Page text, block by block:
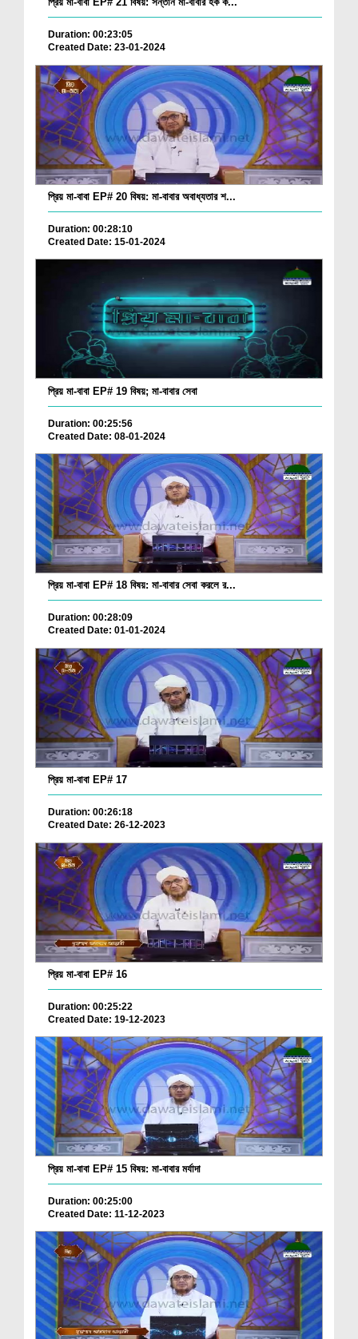
Duration: 00:23:05
Created Date: 23-01-2024
প্রিয় মা-বাবা EP# 20 বিষয়: মা-বাবার অবাধ্যতার শ...
Duration: 00:28:10
Created Date: 15-01-2024
প্রিয় মা-বাবা EP# 19 বিষয়; মা-বাবার সেবা
Duration: 00:25:56
Created Date: 08-01-2024
প্রিয় মা-বাবা EP# 18 বিষয়: মা-বাবার সেবা করলে র...
Duration: 00:28:09
Created Date: 01-01-2024
প্রিয় মা-বাবা EP# 17
Duration: 00:26:18
Created Date: 26-12-2023
প্রিয় মা-বাবা EP# 16
Duration: 00:25:22
Created Date: 19-12-2023
প্রিয় মা-বাবা EP# 15 বিষয়: মা-বাবার মর্যাদা
Duration: 00:25:00
Created Date: 11-12-2023